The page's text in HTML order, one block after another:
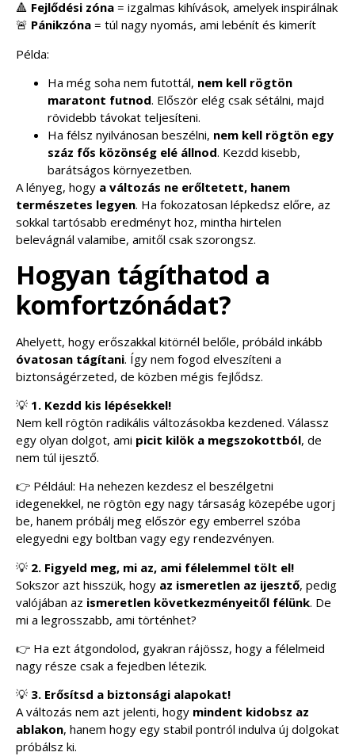
🔺 Fejlődési zóna = izgalmas kihívások, amelyek inspirálnak
🚨 Pánikzóna = túl nagy nyomás, ami lebénít és kimerít
Példa:
Ha még soha nem futottál, nem kell rögtön
maratont futnod. Először elég csak sétálni, majd
rövidebb távokat teljesíteni.
Ha félsz nyilvánosan beszélni, nem kell rögtön egy
száz fős közönség elé állnod. Kezdd kisebb,
barátságos környezetben.
A lényeg, hogy a változás ne erőltetett, hanem
természetes legyen. Ha fokozatosan lépkedsz előre, az
sokkal tartósabb eredményt hoz, mintha hirtelen
belevágnál valamibe, amitől csak szorongsz.
Hogyan tágíthatod a
komfortzónádat?
Ahelyett, hogy erőszakkal kitörnél belőle, próbáld inkább
óvatosan tágítani. Így nem fogod elveszíteni a
biztonságérzeted, de közben mégis fejlődsz.
💡 1. Kezdd kis lépésekkel!
Nem kell rögtön radikális változásokba kezdened. Válassz
egy olyan dolgot, ami picit kilök a megszokottból, de
nem túl ijesztő.
👉 Például: Ha nehezen kezdesz el beszélgetni
idegenekkel, ne rögtön egy nagy társaság közepébe ugorj
be, hanem próbálj meg először egy emberrel szóba
elegyedni egy boltban vagy egy rendezvényen.
💡 2. Figyeld meg, mi az, ami félelemmel tölt el!
Sokszor azt hisszük, hogy az ismeretlen az ijesztő, pedig
valójában az ismeretlen következményeitől félünk. De
mi a legrosszabb, ami történhet?
👉 Ha ezt átgondolod, gyakran rájössz, hogy a félelmeid
nagy része csak a fejedben létezik.
💡 3. Erősítsd a biztonsági alapokat!
A változás nem azt jelenti, hogy mindent kidobsz az
ablakon, hanem hogy egy stabil pontról indulva új dolgokat
próbálsz ki.